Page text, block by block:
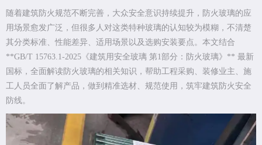
随着建筑防火规范不断完善，大众安全意识持续提升，防火玻璃的应
用场景愈发广泛，但很多人对这类特种玻璃的认知较为模糊，不清楚
其分类标准、性能差异、适用场景以及选购安装要点。本文结合
**GB/T 15763.1-2025《建筑用安全玻璃 第1部分：防火玻璃》** 最新
国标，全面解读防火玻璃的相关知识，帮助工程采购、装修业主、施
工人员全面了解产品，做到精准选材、规范使用，筑牢建筑防火安全
防线。